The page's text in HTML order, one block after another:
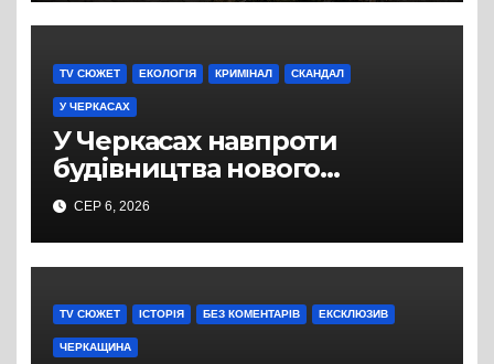
TV СЮЖЕТ ЕКОЛОГІЯ КРИМІНАЛ СКАНДАЛ
У ЧЕРКАСАХ
У Черкасах навпроти
будівництва нового
супермаркету VARUS на
проспекті Перемоги всохли
дерева. І це навряд чи
випадковістю
СЕР 6, 2026
TV СЮЖЕТ ІСТОРІЯ БЕЗ КОМЕНТАРІВ ЕКСКЛЮЗИВ
ЧЕРКАЩИНА